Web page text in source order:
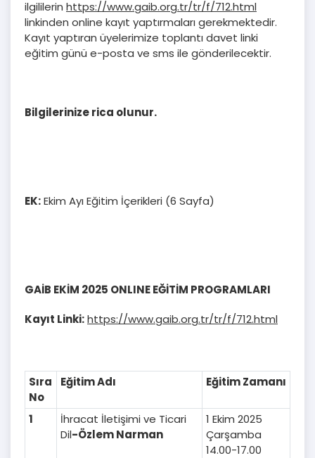
ilgililerin https://www.gaib.org.tr/tr/f/712.html
linkinden online kayıt yaptırmaları gerekmektedir.
Kayıt yaptıran üyelerimize toplantı davet linki
eğitim günü e-posta ve sms ile gönderilecektir.
Bilgilerinize rica olunur.
EK:Ekim Ayı Eğitim İçerikleri (6 Sayfa)
GAİB EKİM 2025 ONLINE EĞİTİM PROGRAMLARI
Kayıt Linki:https://www.gaib.org.tr/tr/f/712.html
Sıra
No
Eğitim Adı Eğitim Zamanı
1
İhracat İletişimi ve Ticari
Dil-Özlem Narman
1 Ekim 2025
Çarşamba
14.00-17.00